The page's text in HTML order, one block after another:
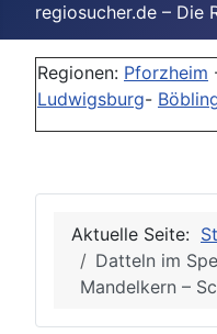
regiosucher.de – Die
Regionen: Pforzheim
Ludwigsburg-
Aktuelle Seite:
Datteln im
Mandelkern –